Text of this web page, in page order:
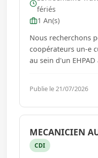
fériés
1 An(s)
Nous recherchons
coopérateurs un-e
au sein d'un
aides-cuisiniers : * Planification : Organiser la
production avec le
Publie le 21/07/2026
MECANICIEN
CDI